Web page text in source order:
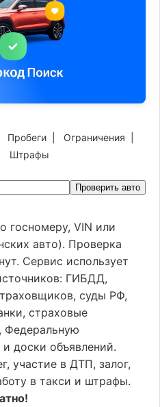
Пробеги Ограничения
Штрафы
Проверить авто
госномеру, VIN или
авто). Проверка
Сервис использует
ГИБДД,
суды РФ,
страховые
Федеральную
доски объявлений.
участие в ДТП, залог,
в такси и штрафы.